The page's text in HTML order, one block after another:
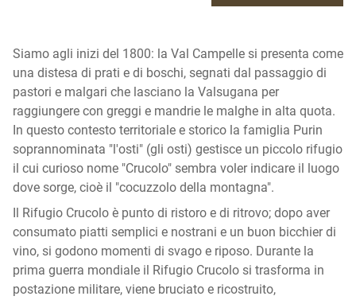
Siamo agli inizi del 1800: la Val Campelle si presenta come
una distesa di prati e di boschi, segnati dal passaggio di
pastori e malgari che lasciano la Valsugana per
raggiungere con greggi e mandrie le malghe in alta quota.
In questo contesto territoriale e storico la famiglia Purin
soprannominata "l'osti" (gli osti) gestisce un piccolo rifugio
il cui curioso nome "Crucolo" sembra voler indicare il luogo
dove sorge, cioè il "cocuzzolo della montagna".
Il Rifugio Crucolo è punto di ristoro e di ritrovo; dopo aver
consumato piatti semplici e nostrani e un buon bicchier di
vino, si godono momenti di svago e riposo. Durante la
prima guerra mondiale il Rifugio Crucolo si trasforma in
postazione militare, viene bruciato e ricostruito,